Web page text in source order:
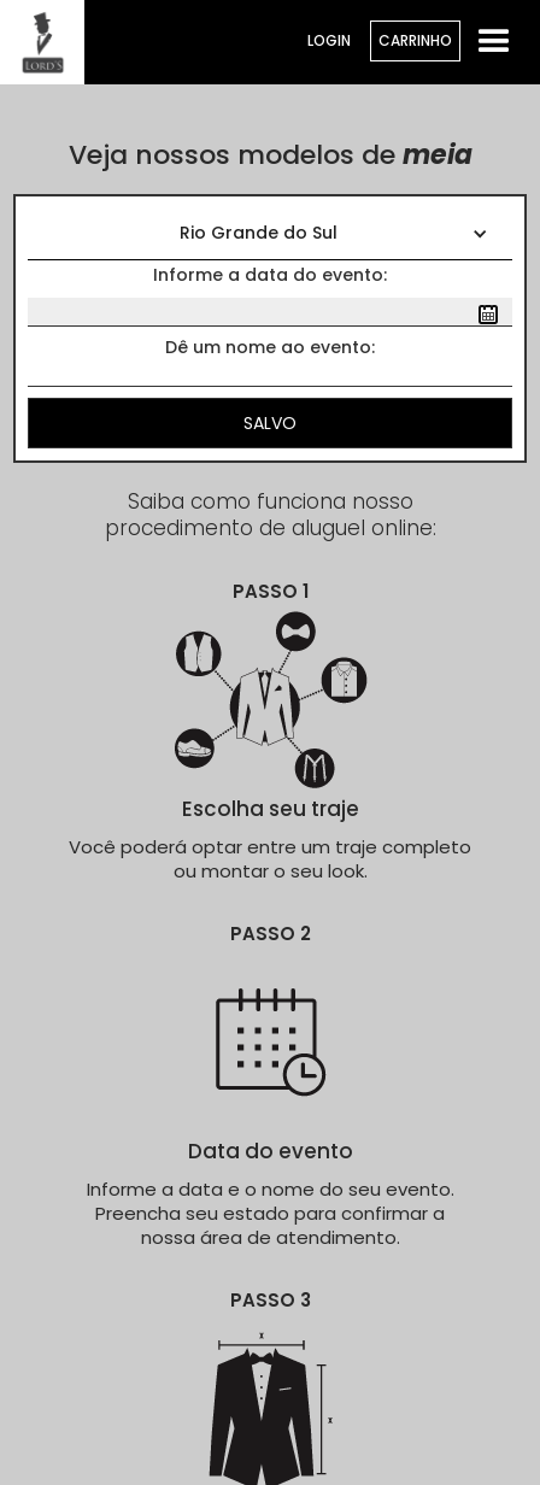
LOGIN CARRINHO
Rio Grande do Sul
Informe a data do evento:
Dê um nome ao evento:
Veja nossos modelos demeia
Cores
Alugar
Saiba como funciona nosso
procedimento de aluguel online:
PASSO 1
Escolha seu traje
Você poderá optar entre um traje completo
ou montar o seu look.
PASSO 2
Data do evento
Informe a data e o nome do seu evento.
Preencha seu estado para confirmar a
nossa área de atendimento.
PASSO 3